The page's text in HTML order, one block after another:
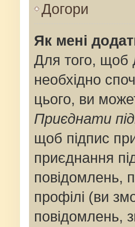
Догори
Як мені
Для того, щоб
необхідно
цього, ви
Приєднати
щоб підпис
приєднання
повідомлень,
профілі (ви
повідомлень,